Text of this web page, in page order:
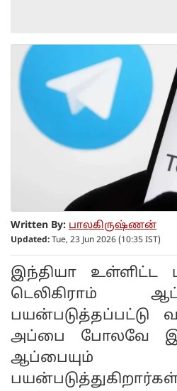
Written By: பாலகிருஷ்ணன்
Updated: Tue, 23 Jun 2026 (10:35 IST)
இந்தியா உள்ளிட்ட
டெலிகிராம்
பயன்படுத்தப்பட்டு
அப்பை போலவே